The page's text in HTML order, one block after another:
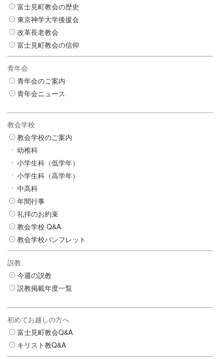
富士見町教会の歴史
東京神学大学後援会
改革長老教会
富士見町教会の信仰
青年会
青年会のご案内
青年会ニュース
教会学校
教会学校のご案内
幼稚科
小学生科（低学年）
小学生科（高学年）
中高科
年間行事
礼拝のお約束
教会学校 Q&A
教会学校パンフレット
説教
今週の説教
説教掲載年度一覧
初めてお越しの方へ
富士見町教会Q&A
キリスト教Q&A